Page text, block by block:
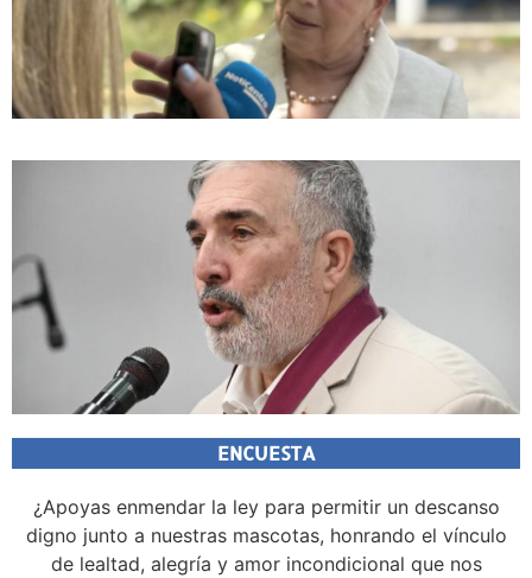
ENCUESTA
¿Apoyas enmendar la ley para permitir un descanso
digno junto a nuestras mascotas, honrando el vínculo
de lealtad, alegría y amor incondicional que nos